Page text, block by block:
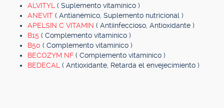
ALVITYL ( Suplemento vitamínico )
ANEVIT ( Antianémico, Suplemento nutricional )
APELSIN C VITAMIN ( Antiinfeccioso, Antioxidante )
B15 ( Complemento vitamínico )
B50 ( Complemento vitamínico )
BECOZYM NF ( Complemento vitamínico )
BEDECAL ( Antioxidante, Retarda el envejecimiento )